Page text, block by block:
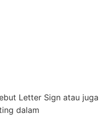
Letter Sign atau juga
dalam